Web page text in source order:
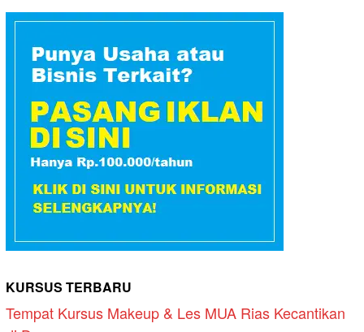
KURSUS TERBARU
Tempat Kursus Makeup & Les MUA Rias Kecantikan